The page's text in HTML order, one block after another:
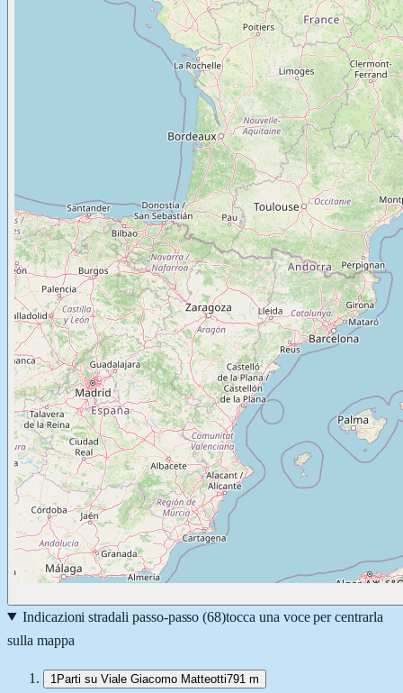
Indicazioni stradali passo-passo (68)tocca una voce per centrarla
sulla mappa
1 Parti su Viale Giacomo Matteotti791 m